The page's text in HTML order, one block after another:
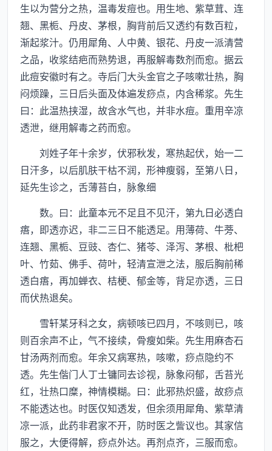
生以为营分之热，温毒发痘也。用生地、紫草茸、连
翘、黑栀、丹皮、茅根，胸背前后又透约有数百粒，
渐起浆汁。仍用犀角、人中黄、银花、丹皮一派清营
之品，收浆结疤而熟势退，再服解毒数剂而愈。据云
此痘安徽时有之。寺后门大头金官之子咳嗽壮热，胸
闷烦躁，三日后头面及体遍发痧点，内含稀浆。先生
曰：此温热挟湿，故含水气也，并非水痘。重用辛凉
透泄，继用解毒之药而愈。
刘姓子年十余岁，伏邪秋发，寒热起伏，始一二
日汗多，以后肌肤干枯不润，形神瘦弱，至第八日，
延先生诊之，舌薄苔白，脉象细
数。曰：此童本元不足且不见汗，第九日必透白
痦，即透亦迟，非二三日不能透足。用薄荷、牛蒡、
连翘、黑栀、豆豉、杏仁、猪苓、泽泻、茅根、枇杷
叶、竹茹、佛手、荷叶，轻清宣泄之法，服后胸前稀
透白痦，再加蝉衣、桔梗、郁金等，背足亦透，三日
而伏热退矣。
雪轩某牙科之女，病顿咳已四月，不咳则已，咳
则百余声不止，气不接续，骨瘦如柴。先生用麻杏石
甘汤两剂而愈。年余又病寒热，咳嗽，痧点隐约不
透。先生偕门人丁士镛同去诊视，脉象闷郁，舌苔光
红，壮热口糜，神情模糊。曰：此邪热炽盛，故痧点
不能透达也。时医仅知透发，但余须用犀角、紫草清
凉一派，此药非君家不开，防时医之訾议也。其家信
服之，大便得解，痧点外达。再剂点齐，三服而愈。